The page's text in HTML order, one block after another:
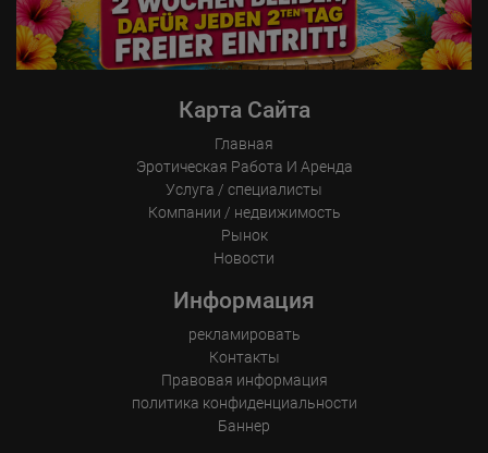
Карта Сайта
Главная
Эротическая Pабота И Аренда
Услуга / специалисты
Компании / недвижимость
Рынок
Новости
Информация
рекламировать
Контакты
Правовая информация
политика конфиденциальности
Баннер